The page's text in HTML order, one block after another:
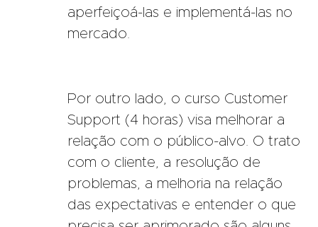
aperfeiçoá-las e implementá-las no
mercado.
Por outro lado, o curso Customer
Support (4 horas) visa melhorar a
relação com o público-alvo. O trato
com o cliente, a resolução de
problemas, a melhoria na relação
das expectativas e entender o que